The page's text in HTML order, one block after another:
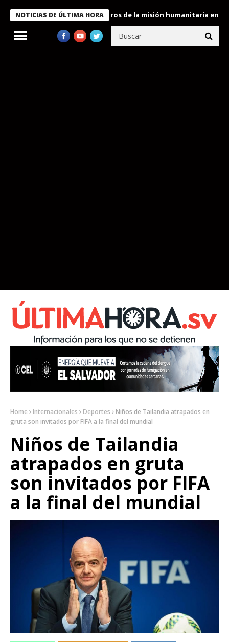
NOTICIAS DE ÚLTIMA HORA
Bukele condecora a miembros de la misión humanitaria enviada
Home Internacionales Deportes
Niños de Tailandia atrapados en
gruta son invitados por FIFA a la final del mundial
Niños de Tailandia
atrapados en gruta
son invitados por FIFA
a la final del mundial